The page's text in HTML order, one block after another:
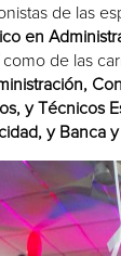
de las
en
como de las
y Técnicos
y Banca